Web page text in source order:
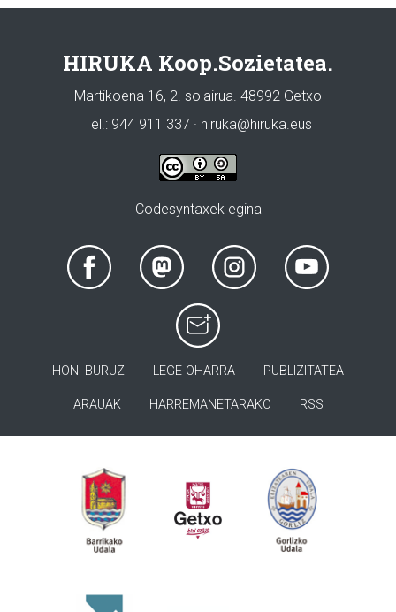
HIRUKA Koop.Sozietatea.
Martikoena 16, 2. solairua. 48992 Getxo
Tel.: 944 911 337 · hiruka@hiruka.eus
Codesyntaxek egina
HONI BURUZ LEGE OHARRA PUBLIZITATEA
ARAUAK HARREMANETARAKO RSS